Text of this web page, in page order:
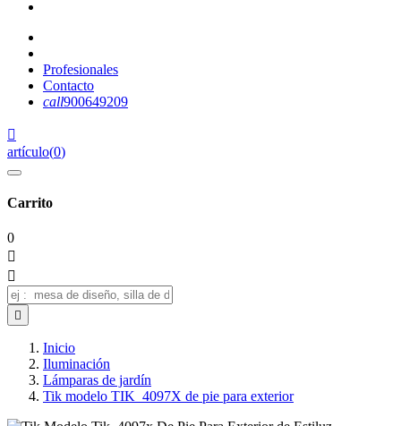
Profesionales
Contacto
call900649209

artículo(0)
Carrito
0



Inicio
Iluminación
Lámparas de jardín
Tik modelo TIK_4097X de pie para exterior